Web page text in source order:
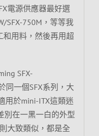
電源供應器最好選
SFX-750M，等等我
和用料，然後再用超
SFX-
同一個SFX系列，大
用於mini-ITX這類迷
別在一黑一白的外型
大致類似，都是全